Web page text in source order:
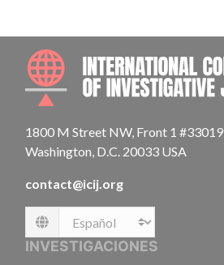
1800 M Street NW, Front 1 #33019
Washington, D.C. 20033 USA
contact@icij.org
Language
INVESTIGACIONES